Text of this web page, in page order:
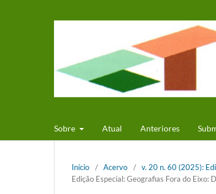
Sobre Atual Anteriores
Início / Acervo / v. 20 n. 60 (2025):
Edição Especial: Geografias Fora do Eixo: